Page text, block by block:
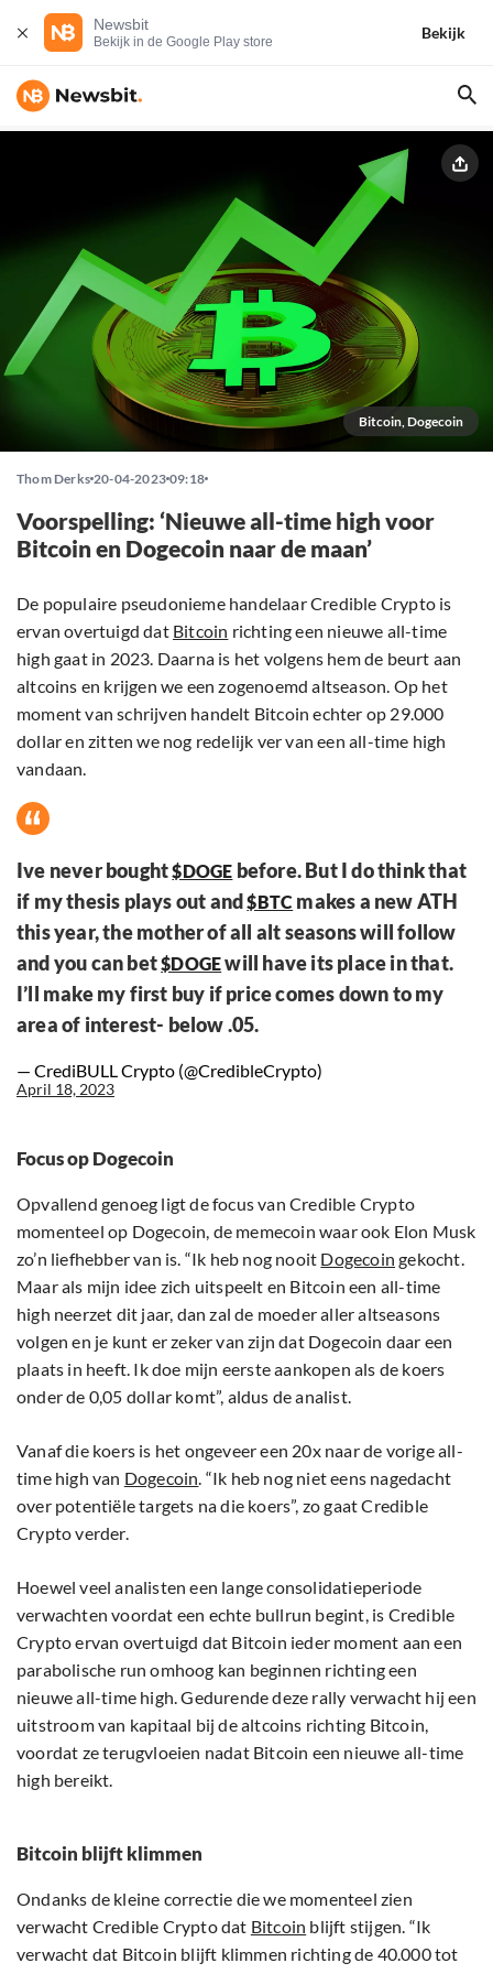
Newsbit
Bekijk in de Google Play store
Bekijk
Bitcoin, Dogecoin
Thom Derks 20-04-2023 09:18
Voorspelling: ‘Nieuwe all-time high voor
Bitcoin en Dogecoin naar de maan’
De populaire pseudonieme handelaar Credible Crypto is
ervan overtuigd dat Bitcoin richting een nieuwe all-time
high gaat in 2023. Daarna is het volgens hem de beurt aan
altcoins en krijgen we een zogenoemd altseason. Op het
moment van schrijven handelt Bitcoin echter op 29.000
dollar en zitten we nog redelijk ver van een all-time high
vandaan.
Ive never bought$DOGE before. But I do think that
if my thesis plays out and$BTC makes a new ATH
this year, the mother of all alt seasons will follow
and you can bet$DOGEwill have its place in that.
I’ll make my first buy if price comes down to my
area of interest- below .05.
— CrediBULL Crypto (@CredibleCrypto)
April 18, 2023
Focus op Dogecoin
Opvallend genoeg ligt de focus van Credible Crypto
momenteel op Dogecoin, de memecoin waar ook Elon Musk
zo’n liefhebber van is. “Ik heb nog nooit Dogecoin gekocht.
Maar als mijn idee zich uitspeelt en Bitcoin een all-time
high neerzet dit jaar, dan zal de moeder aller altseasons
volgen en je kunt er zeker van zijn dat Dogecoin daar een
plaats in heeft. Ik doe mijn eerste aankopen als de koers
onder de 0,05 dollar komt”, aldus de analist.
Vanaf die koers is het ongeveer een 20x naar de vorige all-
time high van Dogecoin. “Ik heb nog niet eens nagedacht
over potentiële targets na die koers”, zo gaat Credible
Crypto verder.
Hoewel veel analisten een lange consolidatieperiode
verwachten voordat een echte bullrun begint, is Credible
Crypto ervan overtuigd dat Bitcoin ieder moment aan een
parabolische run omhoog kan beginnen richting een
nieuwe all-time high. Gedurende deze rally verwacht hij een
uitstroom van kapitaal bij de altcoins richting Bitcoin,
voordat ze terugvloeien nadat Bitcoin een nieuwe all-time
high bereikt.
Bitcoin blijft klimmen
Ondanks de kleine correctie die we momenteel zien
verwacht Credible Crypto dat Bitcoin blijft stijgen. “Ik
verwacht dat Bitcoin blijft klimmen richting de 40.000 tot